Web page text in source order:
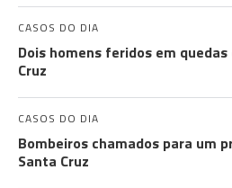
CASOS DO DIA
Dois homens feridos em
Cruz
CASOS DO DIA
Bombeiros chamados para um
Santa Cruz